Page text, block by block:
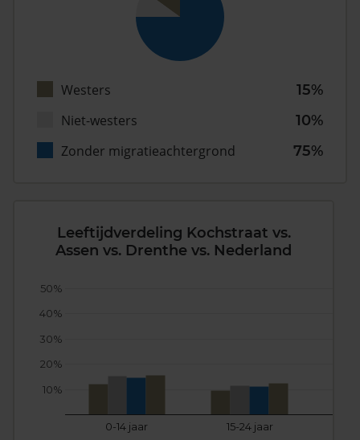
Westers
15%
Niet-westers
10%
Zonder migratieachtergrond
75%
Leeftijdverdeling Kochstraat vs.
Assen vs. Drenthe vs. Nederland
0-14 jaar 15-24 jaar
10%
20%
30%
40%
50%